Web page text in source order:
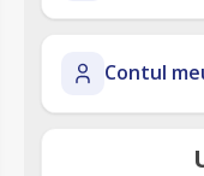
Contul